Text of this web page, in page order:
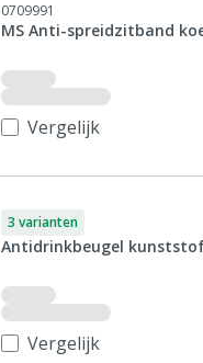
0709991
MS Anti-spreidzitband
Vergelijk
3 varianten
Antidrinkbeugel
Vergelijk